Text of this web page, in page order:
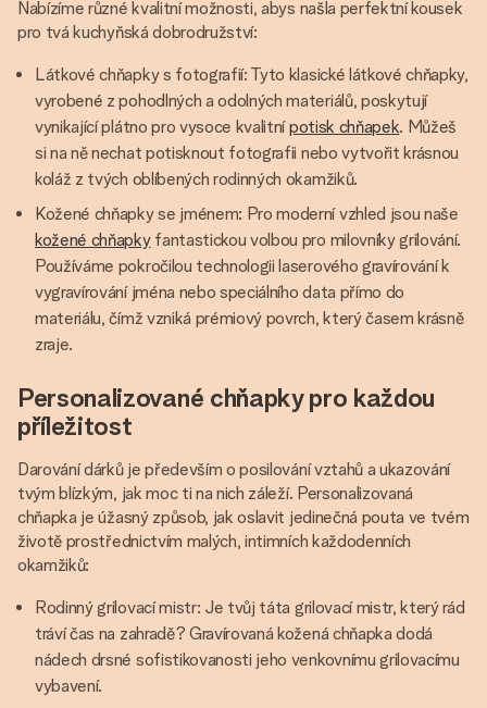
Nabízíme různé kvalitní možnosti, abys našla perfektní kousek
pro tvá kuchyňská dobrodružství:
Látkové chňapky s fotografií: Tyto klasické látkové chňapky,
vyrobené z pohodlných a odolných materiálů, poskytují
vynikající plátno pro vysoce kvalitnípotisk chňapek. Můžeš
si na ně nechat potisknout fotografii nebo vytvořit krásnou
koláž z tvých oblíbených rodinných okamžiků.
Kožené chňapky se jménem: Pro moderní vzhled jsou naše
kožené chňapkyfantastickou volbou pro milovníky grilování.
Používáme pokročilou technologii laserového gravírování k
vygravírování jména nebo speciálního data přímo do
materiálu, čímž vzniká prémiový povrch, který časem krásně
zraje.
Personalizované chňapky pro každou
příležitost
Darování dárků je především o posilování vztahů a ukazování
tvým blízkým, jak moc ti na nich záleží. Personalizovaná
chňapka je úžasný způsob, jak oslavit jedinečná pouta ve tvém
životě prostřednictvím malých, intimních každodenních
okamžiků:
Rodinný grilovací mistr: Je tvůj táta grilovací mistr, který rád
tráví čas na zahradě? Gravírovaná kožená chňapka dodá
nádech drsné sofistikovanosti jeho venkovnímu grilovacímu
vybavení.